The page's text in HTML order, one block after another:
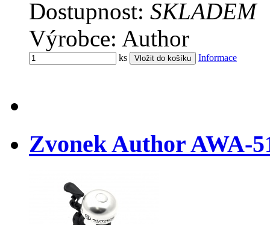
Dostupnost: SKLADEM
Výrobce: Author
ks Informace
Zvonek Author AWA-